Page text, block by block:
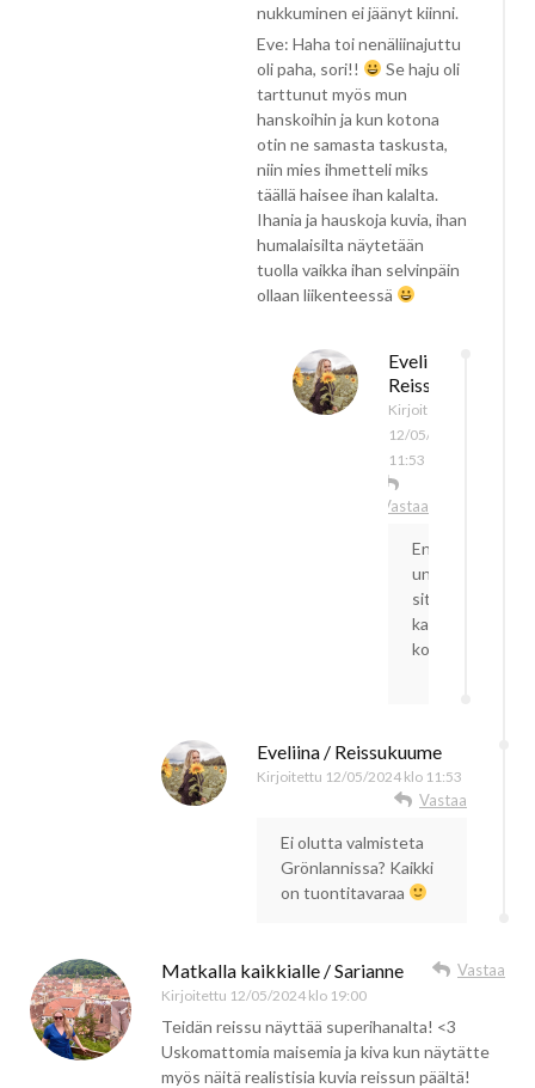
nukkuminen ei jäänyt kiinni.
Eve: Haha toi nenäliinajuttu
oli paha, sori!!
Se haju oli
tarttunut myös mun
hanskoihin ja kun kotona
otin ne samasta taskusta,
niin mies ihmetteli miks
täällä haisee ihan kalalta.
Ihania ja hauskoja kuvia, ihan
humalaisilta näytetään
tuolla vaikka ihan selvinpäin
ollaan liikenteessä
Eveliina /
Reissukuume
Kirjoitettu
12/05/2024 klo
11:53
Vastaa
En
unohda
sitä
kalanhajua
koskaan
Eveliina / Reissukuume
Kirjoitettu 12/05/2024 klo 11:53
Vastaa
Ei olutta valmisteta
Grönlannissa? Kaikki
on tuontitavaraa
Matkalla kaikkialle / Sarianne
Kirjoitettu 12/05/2024 klo 19:00
Vastaa
Teidän reissu näyttää superihanalta! <3
Uskomattomia maisemia ja kiva kun näytätte
myös näitä realistisia kuvia reissun päältä!